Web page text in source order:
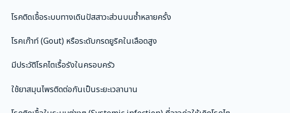
โรคติดเชื้อระบบทางเดินปัสสาวะส่วนบนซ้ำหลายครั้ง
โรคเก๊าท์ (Gout) หรือระดับกรดยูริคในเลือดสูง
มีประวัติโรคไตเรื้อรังในครอบครัว
ใช้ยาสมุนไพรติดต่อกันเป็นระยะเวลานาน